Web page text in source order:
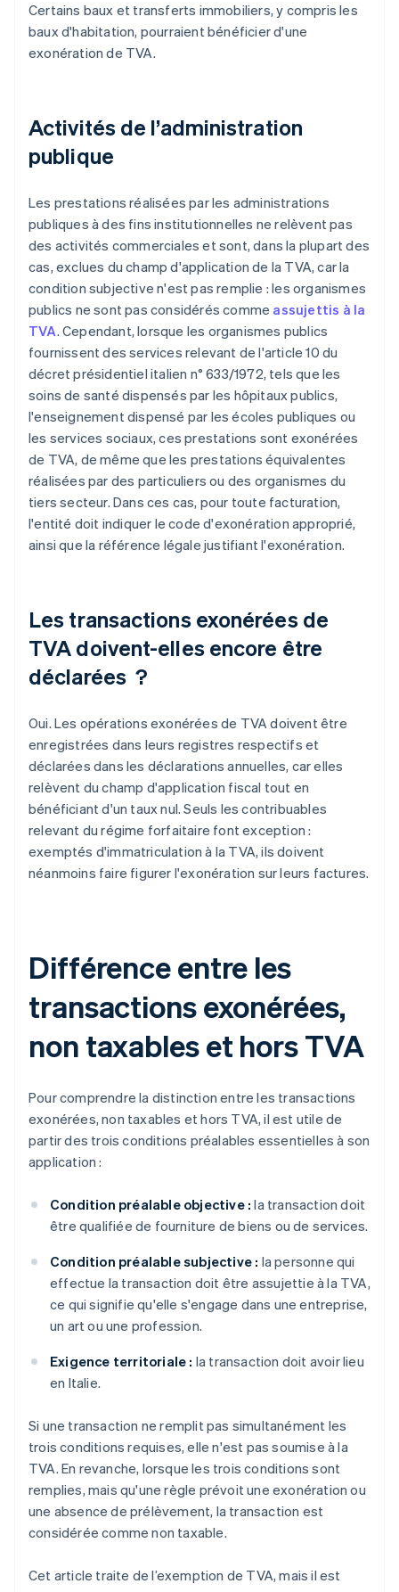
Certains baux et transferts immobiliers, y compris les
baux d'habitation, pourraient bénéficier d'une
exonération de TVA.
Activités de l’administration
publique
Les prestations réalisées par les administrations
publiques à des fins institutionnelles ne relèvent pas
des activités commerciales et sont, dans la plupart des
cas, exclues du champ d'application de la TVA, car la
condition subjective n'est pas remplie : les organismes
publics ne sont pas considérés comme assujettis à la
TVA. Cependant, lorsque les organismes publics
fournissent des services relevant de l'article 10 du
décret présidentiel italien n° 633/1972, tels que les
soins de santé dispensés par les hôpitaux publics,
l'enseignement dispensé par les écoles publiques ou
les services sociaux, ces prestations sont exonérées
de TVA, de même que les prestations équivalentes
réalisées par des particuliers ou des organismes du
tiers secteur. Dans ces cas, pour toute facturation,
l'entité doit indiquer le code d'exonération approprié,
ainsi que la référence légale justifiant l'exonération.
Les transactions exonérées de
TVA doivent-elles encore être
déclarées ?
Oui. Les opérations exonérées de TVA doivent être
enregistrées dans leurs registres respectifs et
déclarées dans les déclarations annuelles, car elles
relèvent du champ d'application fiscal tout en
bénéficiant d'un taux nul. Seuls les contribuables
relevant du régime forfaitaire font exception :
exemptés d'immatriculation à la TVA, ils doivent
néanmoins faire figurer l'exonération sur leurs factures.
Différence entre les
transactions exonérées,
non taxables et hors TVA
Pour comprendre la distinction entre les transactions
exonérées, non taxables et hors TVA, il est utile de
partir des trois conditions préalables essentielles à son
application :
Condition préalable objective : la transaction doit
être qualifiée de fourniture de biens ou de services.
Condition préalable subjective : la personne qui
effectue la transaction doit être assujettie à la TVA,
ce qui signifie qu'elle s'engage dans une entreprise,
un art ou une profession.
Exigence territoriale : la transaction doit avoir lieu
en Italie.
Si une transaction ne remplit pas simultanément les
trois conditions requises, elle n'est pas soumise à la
TVA. En revanche, lorsque les trois conditions sont
remplies, mais qu'une règle prévoit une exonération ou
une absence de prélèvement, la transaction est
considérée comme non taxable.
Cet article traite de l’exemption de TVA, mais il est